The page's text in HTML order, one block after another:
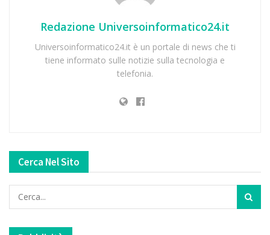
Redazione Universoinformatico24.it
Universoinformatico24.it è un portale di news che ti
tiene informato sulle notizie sulla tecnologia e
telefonia.
Cerca Nel Sito